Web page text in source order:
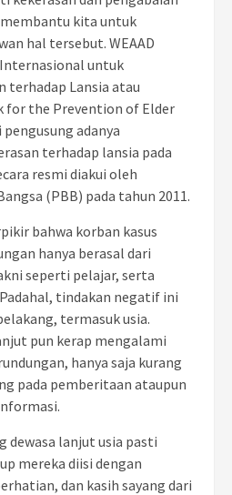
kita untuk
hal tersebut. WEAAD
untuk
terhadap Lansia atau
the Prevention of Elder
adanya
terhadap lansia pada
resmi diakui oleh
(PBB) pada tahun 2011.
bahwa korban kasus
hanya berasal dari
seperti pelajar, serta
tindakan negatif ini
termasuk usia.
pun kerap mengalami
hanya saja kurang
pada pemberitaan ataupun
dewasa lanjut usia pasti
mereka diisi dengan
dan kasih sayang dari